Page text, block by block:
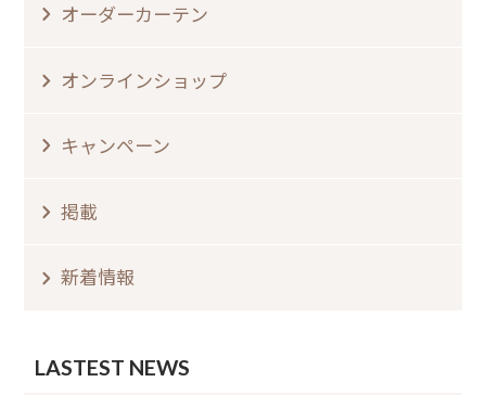
オーダーカーテン
オンラインショップ
キャンペーン
掲載
新着情報
LASTEST NEWS